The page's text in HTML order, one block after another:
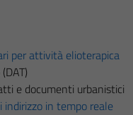
per attività elioterapica
e documenti urbanistici
indirizzo in tempo reale